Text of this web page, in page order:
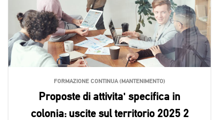
FORMAZIONE CONTINUA (MANTENIMENTO)
Proposte di attivita' specifica in
colonia: uscite sul territorio 2025 2